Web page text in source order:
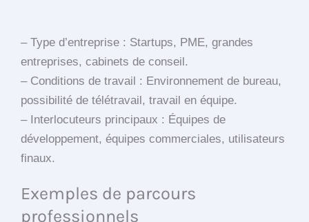
– Type d’entreprise : Startups, PME, grandes
entreprises, cabinets de conseil.
– Conditions de travail : Environnement de bureau,
possibilité de télétravail, travail en équipe.
– Interlocuteurs principaux : Équipes de
développement, équipes commerciales, utilisateurs
finaux.
Exemples de parcours
professionnels